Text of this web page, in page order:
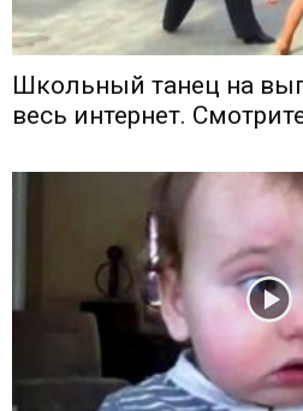
Школьный танец на
весь интернет.